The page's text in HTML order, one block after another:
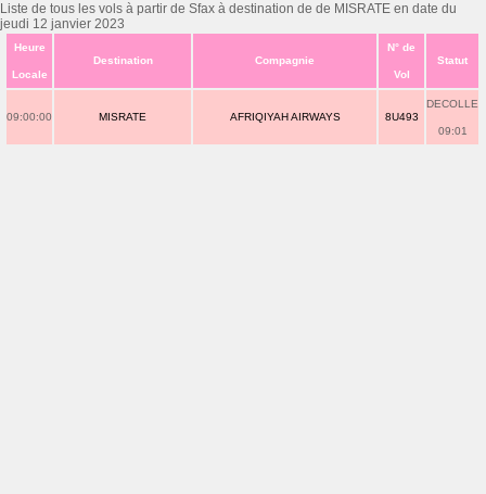
Liste de tous les vols à partir de Sfax à destination de de MISRATE en date du
jeudi 12 janvier 2023
Heure
Locale
Destination Compagnie
N° de
Vol
Statut
09:00:00 MISRATE AFRIQIYAH AIRWAYS 8U493
DECOLLE
09:01